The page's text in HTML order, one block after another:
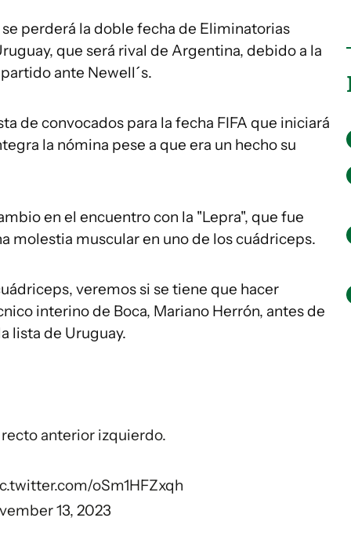
perderá la doble fecha de Eliminatorias
que será rival de Argentina, debido a la
ante Newell´s.
de convocados para la fecha FIFA que iniciará
la nómina pese a que era un hecho su
en el encuentro con la "Lepra", que fue
molestia muscular en uno de los cuádriceps.
veremos si se tiene que hacer
interino de Boca, Mariano Herrón, antes de
lista de Uruguay.
anterior izquierdo.
oSm1HFZxqh
13, 2023